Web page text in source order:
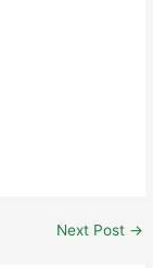
Next Post →